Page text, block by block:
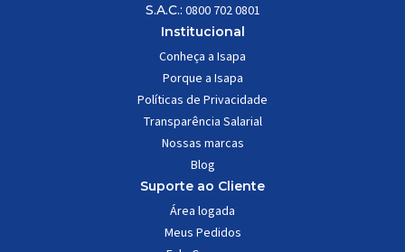
S.A.C.: 0800 702 0801
Institucional
Conheça a Isapa
Porque a Isapa
Políticas de Privacidade
Transparência Salarial
Nossas marcas
Blog
Suporte ao Cliente
Área logada
Meus Pedidos